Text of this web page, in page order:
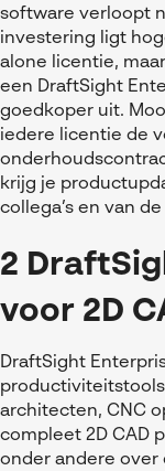
software verloopt
investering ligt
alone licentie,
een DraftSight
goedkoper uit.
iedere licentie de
krijg je
collega’s en van de
2
voor 2D
DraftSight
architecten, CNC
compleet 2D CAD
onder andere over